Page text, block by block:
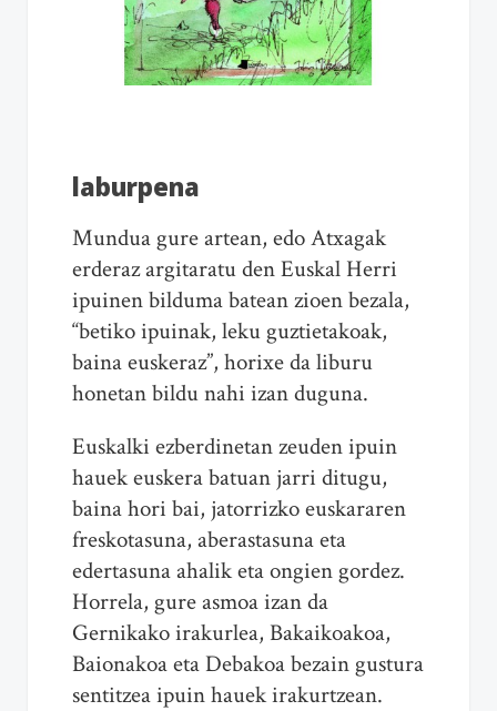
laburpena
Mundua gure artean, edo Atxagak
erderaz argitaratu den Euskal Herri
ipuinen bilduma batean zioen bezala,
“betiko ipuinak, leku guztietakoak,
baina euskeraz”, horixe da liburu
honetan bildu nahi izan duguna.
Euskalki ezberdinetan zeuden ipuin
hauek euskera batuan jarri ditugu,
baina hori bai, jatorrizko euskararen
freskotasuna, aberastasuna eta
edertasuna ahalik eta ongien gordez.
Horrela, gure asmoa izan da
Gernikako irakurlea, Bakaikoakoa,
Baionakoa eta Debakoa bezain gustura
sentitzea ipuin hauek irakurtzean.